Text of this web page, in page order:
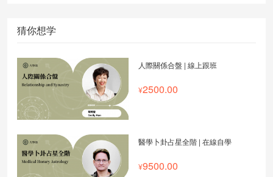
猜你想学
人際關係合盤 | 線上跟班
2500.00
醫學卜卦占星全階 | 在線自學
9500.00